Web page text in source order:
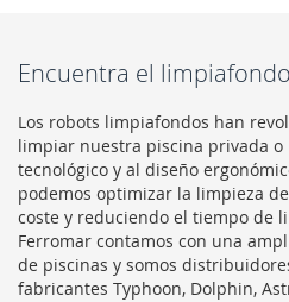
Encuentra el
Los robots limpiafondos han
limpiar nuestra piscina privada o
tecnológico y al diseño
podemos optimizar la limpieza
coste y reduciendo el tiempo de
Ferromar contamos con una
de piscinas y somos
fabricantes Typhoon, Dolphin,